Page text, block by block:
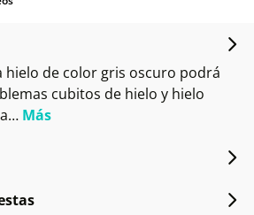
hielo de color gris oscuro podrá
cubitos de hielo y hielo
Más